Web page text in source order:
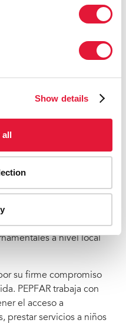
Show details
all
contrajeron la
de la EISP de
una confirmación
de
(CCPEEU) y el
Salud Pública de la
similares de Malaui,
importantes encuestas
socios
a nivel local
su firme compromiso
PEPFAR trabaja con
el acceso a
prestar servicios a niños